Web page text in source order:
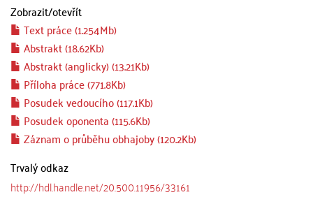
Zobrazit/otevřít
Text práce (1.254Mb)
Abstrakt (18.62Kb)
Abstrakt (anglicky) (13.21Kb)
Příloha práce (771.8Kb)
Posudek vedoucího (117.1Kb)
Posudek oponenta (115.6Kb)
Záznam o průběhu obhajoby (120.2Kb)
Trvalý odkaz
http://hdl.handle.net/20.500.11956/33161